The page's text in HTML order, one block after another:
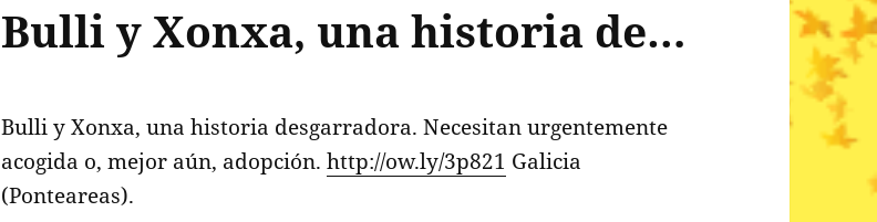
Bulli y Xonxa, una historia de…
Bulli y Xonxa, una historia desgarradora. Necesitan urgentemente
acogida o, mejor aún, adopción.http://ow.ly/3p821 Galicia
(Ponteareas).